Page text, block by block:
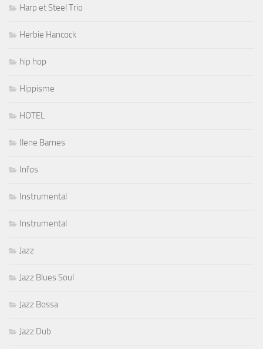
Harp et Steel Trio
Herbie Hancock
hip hop
Hippisme
HOTEL
Ilene Barnes
Infos
Instrumental
Instrumental
Jazz
Jazz Blues Soul
Jazz Bossa
Jazz Dub